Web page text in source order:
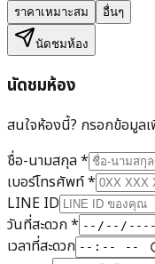
ราคาเหมาะสม
อื่นๆ
นัดชมห้อง
นัดชมห้อง
สนใจห้องนี้? กรอกข้อมูลเ
ชื่อ-นามสกุล*
เบอร์โทรศัพท์*
LINE ID
วันที่สะดวก*
เวลาที่สะดวก